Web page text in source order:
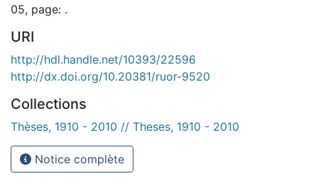
05, page: .
URI
http://hdl.handle.net/10393/22596
http://dx.doi.org/10.20381/ruor-9520
Collections
Thèses, 1910 - 2010 // Theses, 1910 - 2010
Notice complète